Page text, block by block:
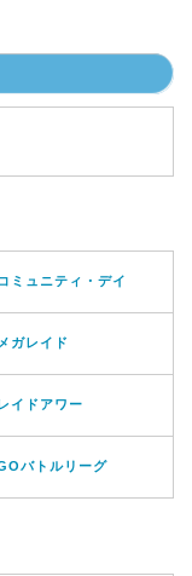
ミュニティ・デイ
メガレイド
レイドアワー
バトルリーグ